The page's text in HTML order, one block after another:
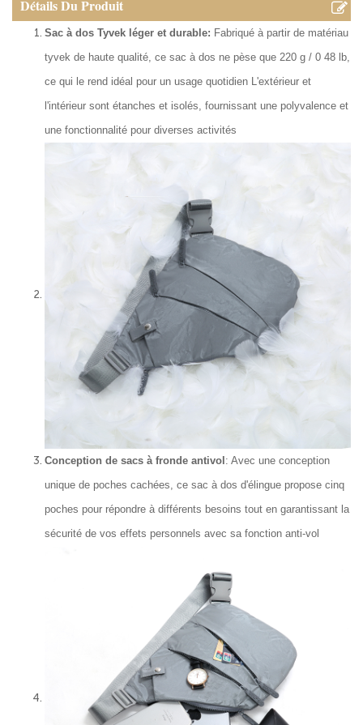
Détails Du Produit
Sac à dos Tyvek léger et durable: Fabriqué à partir de matériau
tyvek de haute qualité, ce sac à dos ne pèse que 220 g / 0 48 lb,
ce qui le rend idéal pour un usage quotidien L'extérieur et
l'intérieur sont étanches et isolés, fournissant une polyvalence et
une fonctionnalité pour diverses activités
Conception de sacs à fronde antivol: Avec une conception
unique de poches cachées, ce sac à dos d'élingue propose cinq
poches pour répondre à différents besoins tout en garantissant la
sécurité de vos effets personnels avec sa fonction anti-vol